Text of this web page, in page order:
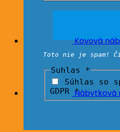
Toto nie je spam!
Suhlas *
Súhlas so
GDPR *
Kovová
Nábytková